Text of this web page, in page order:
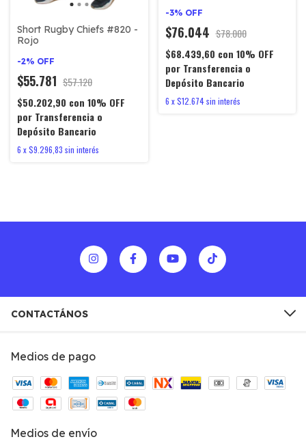
Short Rugby Chiefs #820 -
Rojo
-2% OFF
$55.781 $57.120
$50.202,90 con 10% OFF
por Transferencia o
Depósito Bancario
6 x$9.296,83 sin interés
-3% OFF
$76.044 $78.000
$68.439,60 con 10% OFF
por Transferencia o
Depósito Bancario
6 x$12.674 sin interés
CONTACTÁNOS
Medios de pago
Medios de envío